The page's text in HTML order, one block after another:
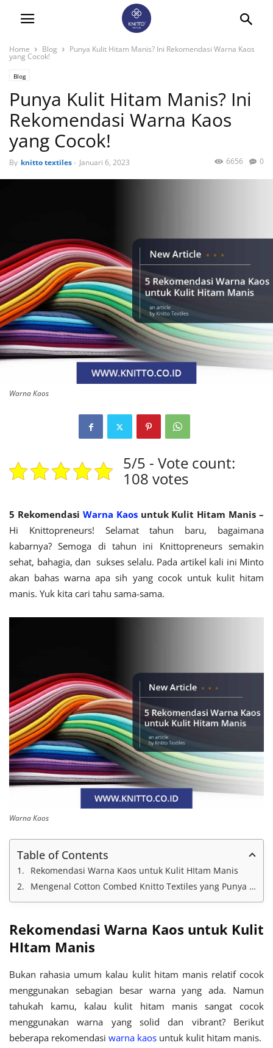
Home Blog Punya Kulit Hitam Manis? Ini Rekomendasi Warna Kaos
yang Cocok!
Blog
Punya Kulit Hitam Manis? Ini
Rekomendasi Warna Kaos
yang Cocok!
By knitto textiles- Januari 6, 2023 0
6656
Warna Kaos
5/5 - Vote count:
108 votes
5 Rekomendasi Warna Kaosuntuk Kulit Hitam Manis –
Hi Knittopreneurs! Selamat tahun baru, bagaimana
kabarnya? Semoga di tahun ini Knittopreneurs semakin
sehat, bahagia, dan sukses selalu. Pada artikel kali ini Minto
akan bahas warna apa sih yang cocok untuk kulit hitam
manis. Yuk kita cari tahu sama-sama.
Warna Kaos
Table of Contents
Rekomendasi Warna Kaos untuk Kulit HItam Manis
Mengenal Cotton Combed Knitto Textiles yang Punya 100 warna
Rekomendasi Warna Kaos untuk Kulit
HItam Manis
Bukan rahasia umum kalau kulit hitam manis relatif cocok
menggunakan sebagian besar warna yang ada. Namun
tahukah kamu, kalau kulit hitam manis sangat cocok
menggunakan warna yang solid dan vibrant? Berikut
beberapa rekomendasi warna kaos untuk kulit hitam manis.